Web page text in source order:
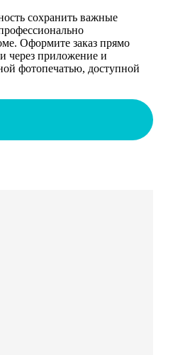
сохранить важные
Оформите заказ прямо
через приложение и
фотопечатью, доступной